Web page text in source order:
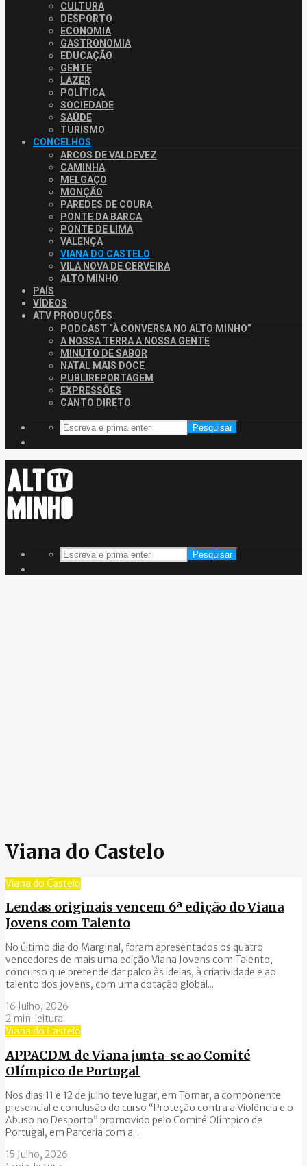
CULTURA
DESPORTO
ECONOMIA
GASTRONOMIA
EDUCAÇÃO
GENTE
LAZER
POLÍTICA
SOCIEDADE
SAÚDE
TURISMO
CONCELHOS
ARCOS DE VALDEVEZ
CAMINHA
MELGAÇO
MONÇÃO
PAREDES DE COURA
PONTE DA BARCA
PONTE DE LIMA
VALENÇA
VIANA DO CASTELO
VILA NOVA DE CERVEIRA
ALTO MINHO
PAÍS
VÍDEOS
ATV PRODUÇÕES
PODCAST “À CONVERSA NO ALTO MINHO”
A NOSSA TERRA A NOSSA GENTE
MINUTO DE SABOR
NATAL MAIS DOCE
PUBLIREPORTAGEM
EXPRESSÕES
CANTO DIRETO
Pesquisar
Pesquisar
Viana do Castelo
Viana do Castelo
Lendas originais vencem 6ª edição do Viana
Jovens com Talento
No último dia do Marginal, foram apresentados os quatro
vencedores de mais uma edição Viana Jovens com Talento,
concurso que pretende dar palco às ideias, à criatividade e ao
talento dos jovens, com uma dotação global...
16 Julho, 2026
2 min. leitura
Viana do Castelo
APPACDM de Viana junta-se ao Comité
Olímpico de Portugal
Nos dias 11 e 12 de julho teve lugar, em Tomar, a componente
presencial e conclusão do curso “Proteção contra a Violência e o
Abuso no Desporto” promovido pelo Comité Olímpico de
Portugal, em Parceria com a...
15 Julho, 2026